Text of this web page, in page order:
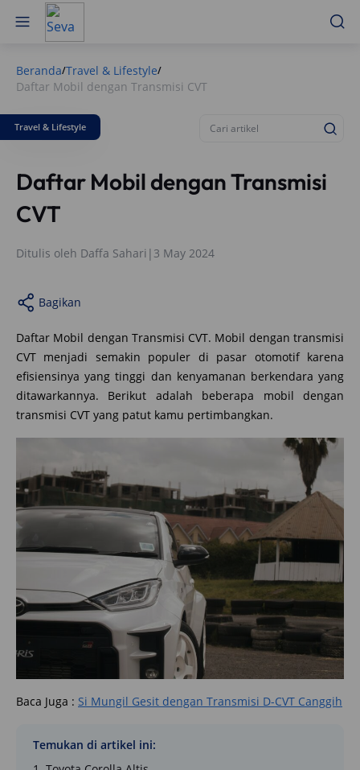
Beranda/Travel & Lifestyle/
Daftar Mobil dengan Transmisi CVT
Travel & Lifestyle
Daftar Mobil dengan Transmisi
CVT
Ditulis oleh Daffa Sahari | 3 May 2024
Bagikan
Daftar Mobil dengan Transmisi CVT. Mobil dengan transmisi
CVT menjadi semakin populer di pasar otomotif karena
efisiensinya yang tinggi dan kenyamanan berkendara yang
ditawarkannya. Berikut adalah beberapa mobil dengan
transmisi CVT yang patut kamu pertimbangkan.
Baca Juga : Si Mungil Gesit dengan Transmisi D-CVT Canggih
Temukan di artikel ini: